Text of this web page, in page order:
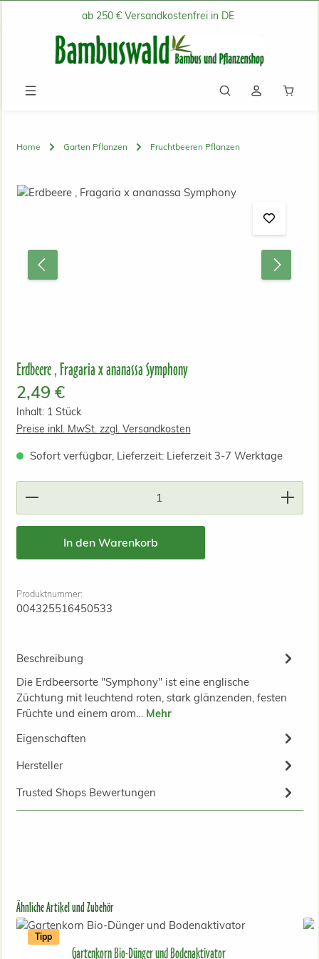
Zum Hauptinhalt springenab 250 € Versandkostenfrei in DE
Home Garten Pflanzen Fruchtbeeren Pflanzen
Bildergalerie überspringen
Erdbeere , Fragaria x ananassa Symphony
Regulärer Preis:
2,49 €
Inhalt: 1 Stück
Preise inkl. MwSt. zzgl. Versandkosten
Sofort verfügbar, Lieferzeit: Lieferzeit 3-7 Werktage
Produkt Anzahl: Gib den gewünschten Wert ein
In den Warenkorb
Produktnummer:
004325516450533
Beschreibung
Die Erdbeersorte "Symphony" ist eine englische
Züchtung mit leuchtend roten, stark glänzenden, festen
Früchte und einem arom… Mehr
Eigenschaften
Hersteller
Trusted Shops Bewertungen
Produktgalerie überspringen
Ähnliche Artikel und Zubehör
Tipp
Gartenkorn Bio-Dünger und Bodenaktivator